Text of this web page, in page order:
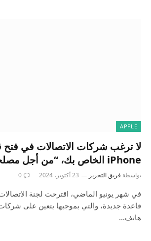
APPLE
لا ترغب شركات الاتصالات في فتح
iPhone الخاص بك، “من أجل مصلحتك”
بواسطة فريق التحرير 23 أكتوبر، 2024 0
قاعدة جديدة، والتي بموجبها يتعين على
هاتف…